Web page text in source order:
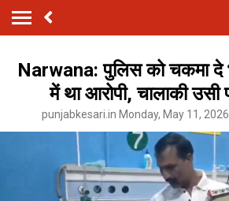
Narwana: पुलिस को चकमा दे
में था आरोपी, चालाकी उसी
punjabkesari.in Monday, May 11,